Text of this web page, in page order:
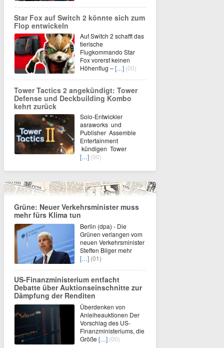
Star Fox auf Switch 2 könnte sich zum
Flop entwickeln
Auf Switch 2 schafft das
tierische
Flugkommando Star
Fox vorerst keinen
Höhenflug –[…] (00)
Tower Tactics 2 angekündigt: Tower
Defense und Deckbuilding Kombo
kehrt zurück
Solo-Entwickler
asraworks und
Publisher Assemble
Entertainment
kündigen Tower
[…] (00)
Grüne: Neuer Verkehrsminister muss
mehr fürs Klima tun
Berlin (dpa) - Die
Grünen verlangen vom
neuen Verkehrsminister
Steffen Bilger mehr
[…] (01)
US-Finanzministerium entfacht
Debatte über Auktionseinschnitte zur
Dämpfung der Renditen
Überdenken von
Anleiheauktionen Der
Vorschlag des US-
Finanzministeriums, die
Größe […] (00)